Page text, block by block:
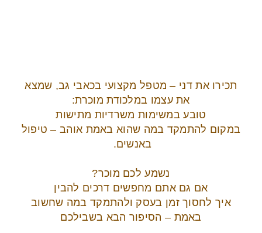
תכירו את דני – מטפל מקצועי בכאבי גב, שמצא
את עצמו במלכודת מוכרת:
טובע במשימות משרדיות מתישות
במקום להתמקד במה שהוא באמת אוהב – טיפול
באנשים.
נשמע לכם מוכר?
אם גם אתם מחפשים דרכים להבין
איך לחסוך זמן בעסק ולהתמקד במה שחשוב
באמת – הסיפור הבא בשבילכם